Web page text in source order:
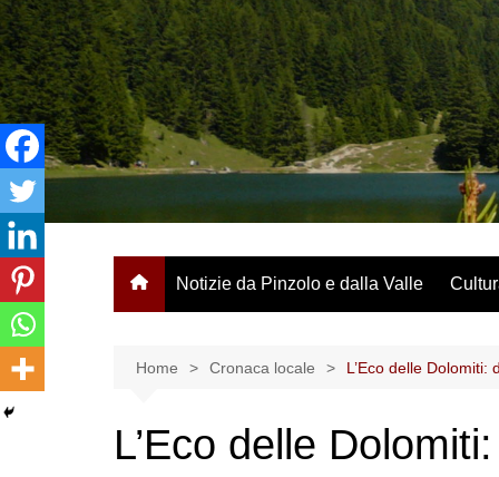
Salta
al
contenuto
Notizie da Pinzolo e dalla Valle
Home Cronaca locale L’Eco delle Dolomiti:
L’Eco delle